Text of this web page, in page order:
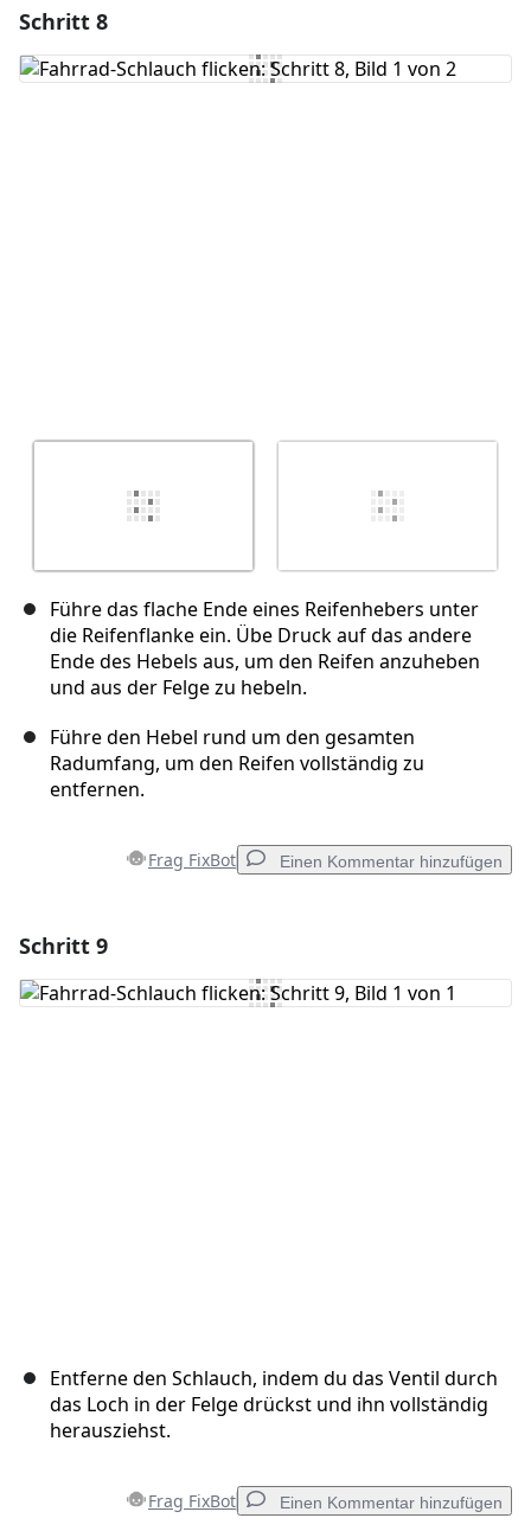
Kommentar hinzufügen
Schritt 8
Führe das flache Ende eines Reifenhebers unter
die Reifenflanke ein. Übe Druck auf das andere
Ende des Hebels aus, um den Reifen anzuheben
und aus der Felge zu hebeln.
Führe den Hebel rund um den gesamten
Radumfang, um den Reifen vollständig zu
entfernen.
Frag FixBot Einen Kommentar hinzufügen
Kommentar hinzufügen
Schritt 9
Entferne den Schlauch, indem du das Ventil durch
das Loch in der Felge drückst und ihn vollständig
herausziehst.
Frag FixBot Einen Kommentar hinzufügen